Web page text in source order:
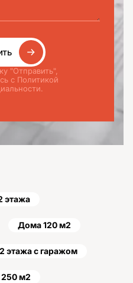
"Отправить",
с Политикой
этажа
Дома 120 м2
этажа с гаражом
м2